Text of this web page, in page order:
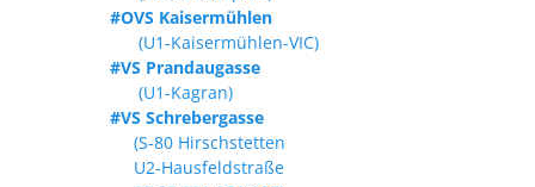
#OVS Kaisermühlen
(U1-Kaisermühlen-VIC)
#VS Prandaugasse
(U1-Kagran)
#VS Schrebergasse
(S-80 Hirschstetten
U2-Hausfeldstraße